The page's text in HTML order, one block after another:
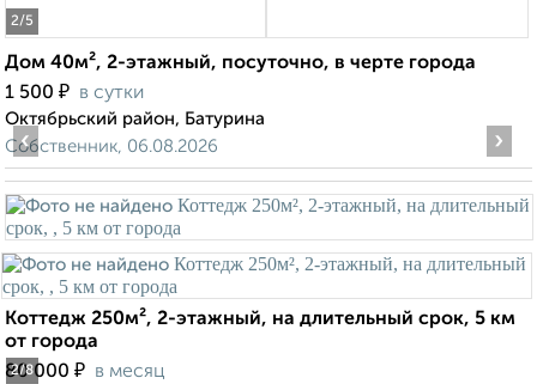
2/5
Дом 40м², 2-этажный, посуточно, в черте города
1 500 ₽ в сутки
Октябрьский район, Батурина
Собственник, 06.08.2026
2/8
‹ ›
Коттедж 250м², 2-этажный, на длительный срок, 5 км
от города
80 000 ₽ в месяц